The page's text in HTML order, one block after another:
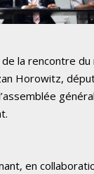
la rencontre du
Horowitz,
en